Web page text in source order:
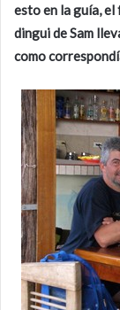
esto en la guía,
dingui de Sam
como